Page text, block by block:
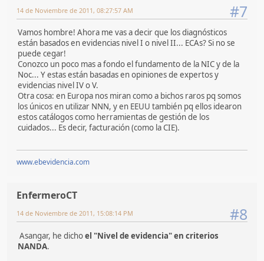
#7
14 de Noviembre de 2011, 08:27:57 AM
Vamos hombre! Ahora me vas a decir que los diagnósticos
están basados en evidencias nivel I o nivel II... ECAs? Si no se
puede cegar!
Conozco un poco mas a fondo el fundamento de la NIC y de la
Noc... Y estas están basadas en opiniones de expertos y
evidencias nivel IV o V.
Otra cosa: en Europa nos miran como a bichos raros pq somos
los únicos en utilizar NNN, y en EEUU también pq ellos idearon
estos catálogos como herramientas de gestión de los
cuidados... Es decir, facturación (como la CIE).
www.ebevidencia.com
EnfermeroCT
#8
14 de Noviembre de 2011, 15:08:14 PM
Asangar, he dichoel "Nivel de evidencia"en criterios
NANDA.